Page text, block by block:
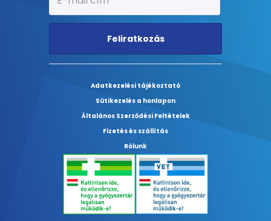
Feliratkozás
Adatkezelési tájékoztató
Sütikezelés a honlapon
Általános Szerződési Feltételek
Fizetés és szállítás
Rólunk